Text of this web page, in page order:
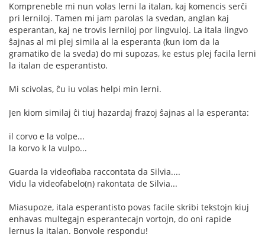
Kompreneble mi nun volas lerni la italan, kaj komencis serĉi
pri lerniloj. Tamen mi jam parolas la svedan, anglan kaj
esperantan, kaj ne trovis lerniloj por lingvuloj. La itala lingvo
ŝajnas al mi plej simila al la esperanta (kun iom da la
gramatiko de la sveda) do mi supozas, ke estus plej facila lerni
la italan de esperantisto.
Mi scivolas, ĉu iu volas helpi min lerni.
Jen kiom similaj ĉi tiuj hazardaj frazoj ŝajnas al la esperanta:
il corvo e la volpe...
la korvo k la vulpo...
Guarda la videofiaba raccontata da Silvia....
Vidu la videofabelo(n) rakontata de Silvia...
Miasupoze, itala esperantisto povas facile skribi tekstojn kiuj
enhavas multegajn esperantecajn vortojn, do oni rapide
lernus la italan. Bonvole respondu!